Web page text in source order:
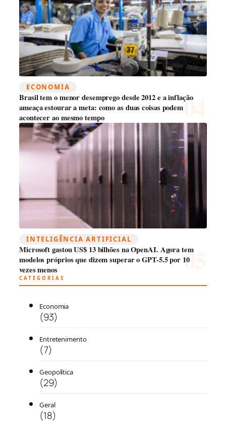
ECONOMIA
Brasil tem o menor desemprego desde 2012 e a inflação
ameaça estourar a meta: como as duas coisas podem
acontecer ao mesmo tempo
INTELIGÊNCIA ARTIFICIAL
Microsoft gastou US$ 13 bilhões na OpenAI. Agora tem
modelos próprios que dizem superar o GPT-5.5 por 10
vezes menos
CATEGORIAS
Economia
(93)
Entretenimento
(7)
Geopolítica
(29)
Geral
(18)